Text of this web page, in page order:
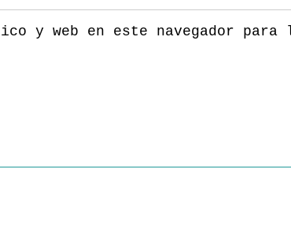
y web en este navegador para